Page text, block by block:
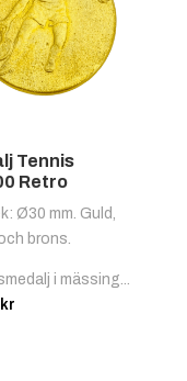
Tennis
Retro
Ø30 mm. Guld,
brons.
i mässing...
kr